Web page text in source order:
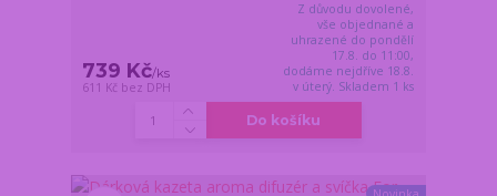
739 Kč/ks
611 Kč bez DPH
Z důvodu dovolené,
vše objednané a
uhrazené do pondělí
17.8. do 11:00,
dodáme nejdříve 18.8.
v úterý. Skladem 1 ks
Do košíku